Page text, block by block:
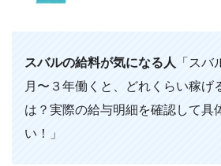
スバルの給料が気になる人
「ス
月〜３年働くと、どれくらい稼げ
は？実際の給与明細を確認して具
い！」